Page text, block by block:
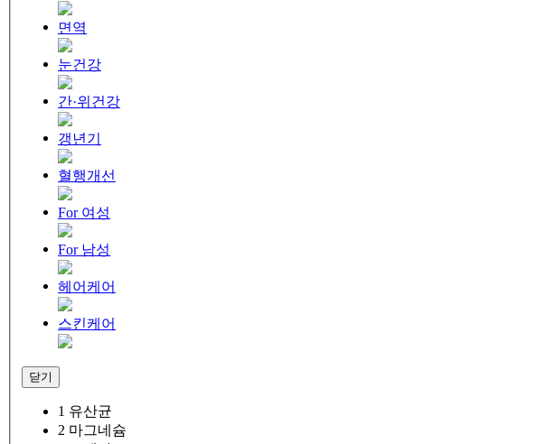
면역
눈건강
간·위건강
갱년기
혈행개선
For 여성
For 남성
헤어케어
스킨케어
닫기
1 유산균
2 마그네슘